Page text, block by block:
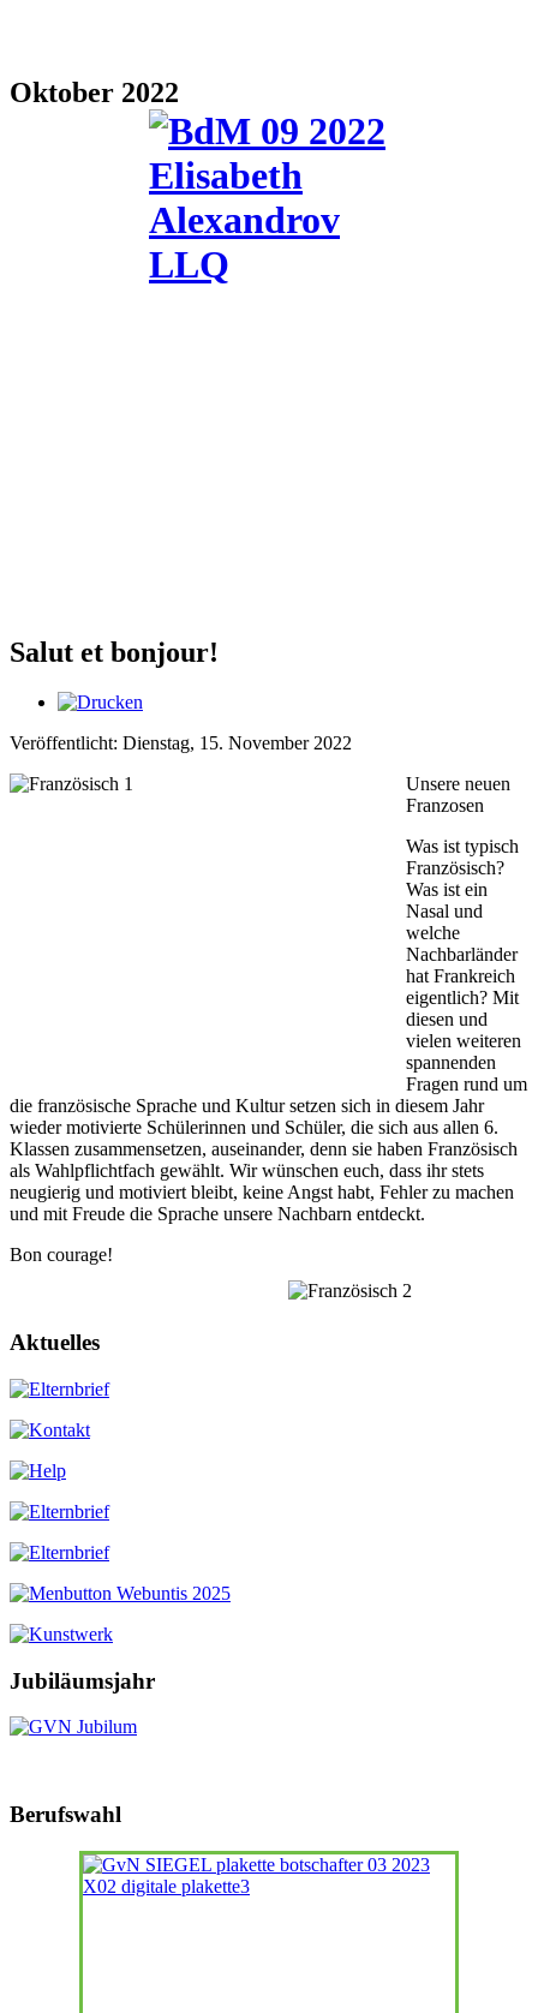
Oktober 2022
Salut et bonjour!
Veröffentlicht: Dienstag, 15. November 2022
Unsere neuen
Franzosen
Was ist typisch
Französisch?
Was ist ein
Nasal und
welche
Nachbarländer
hat Frankreich
eigentlich? Mit
diesen und
vielen weiteren
spannenden
Fragen rund um
die französische Sprache und Kultur setzen sich in diesem Jahr
wieder motivierte Schülerinnen und Schüler, die sich aus allen 6.
Klassen zusammensetzen, auseinander, denn sie haben Französisch
als Wahlpflichtfach gewählt. Wir wünschen euch, dass ihr stets
neugierig und motiviert bleibt, keine Angst habt, Fehler zu machen
und mit Freude die Sprache unsere Nachbarn entdeckt.
Bon courage!
Aktuelles
Jubiläumsjahr
Berufswahl